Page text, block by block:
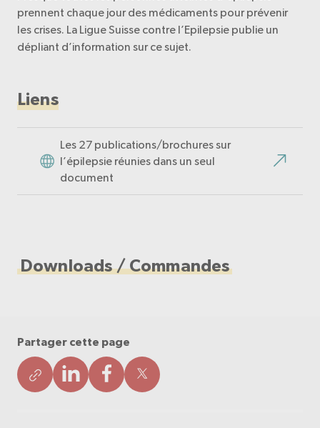
prennent chaque jour des médicaments pour prévenir
les crises. La Ligue Suisse contre l’Epilepsie publie un
dépliant d’information sur ce sujet.
Liens
Les 27 publications/brochures sur
l’épilepsie réunies dans un seul
document
Downloads / Commandes
Partager cette page